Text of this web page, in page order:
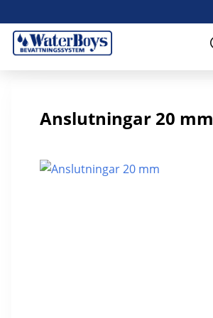
20 mm Ändplugg
Anslutningar 20 mm